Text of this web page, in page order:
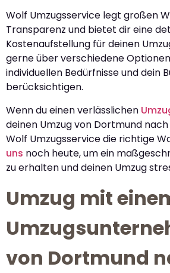
Wolf Umzugsservice legt großen
Transparenz und bietet dir eine
Kostenaufstellung für deinen
gerne über verschiedene
individuellen Bedürfnisse und dein
berücksichtigen.
Wenn du einen verlässlichen
deinen Umzug von Dortmund
Wolf Umzugsservice die richtige
uns noch heute, um ein
zu erhalten und deinen Umzug
Umzug mit
von Dortmund